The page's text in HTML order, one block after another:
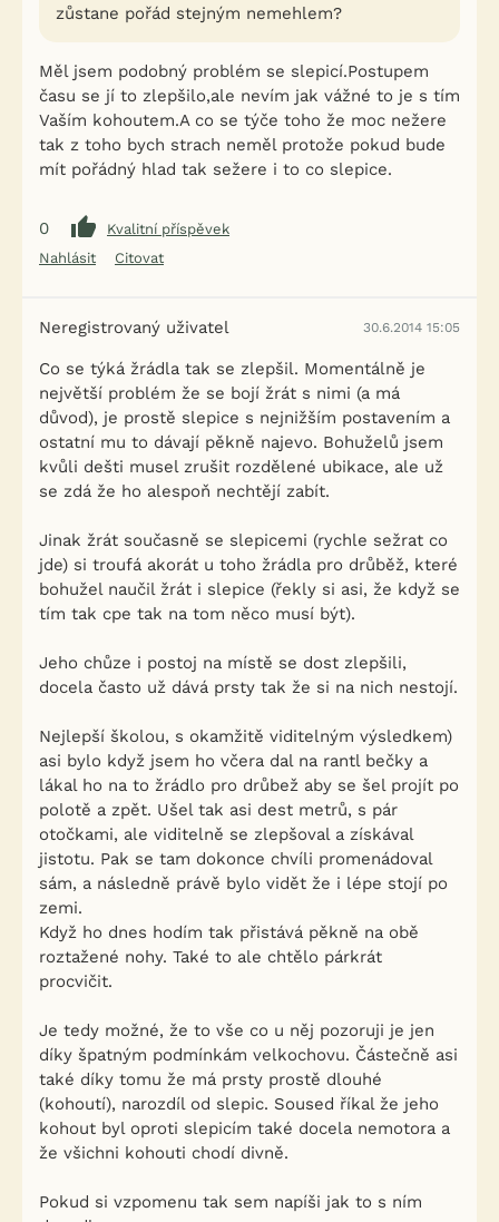
zůstane pořád stejným nemehlem?
Měl jsem podobný problém se slepicí.Postupem
času se jí to zlepšilo,ale nevím jak vážné to je s tím
Vaším kohoutem.A co se týče toho že moc nežere
tak z toho bych strach neměl protože pokud bude
mít pořádný hlad tak sežere i to co slepice.
0
Kvalitní příspěvek
Nahlásit
Citovat
Neregistrovaný uživatel 30.6.2014 15:05
Co se týká žrádla tak se zlepšil. Momentálně je
největší problém že se bojí žrát s nimi (a má
důvod), je prostě slepice s nejnižším postavením a
ostatní mu to dávají pěkně najevo. Bohuželů jsem
kvůli dešti musel zrušit rozdělené ubikace, ale už
se zdá že ho alespoň nechtějí zabít.
Jinak žrát současně se slepicemi (rychle sežrat co
jde) si troufá akorát u toho žrádla pro drůběž, které
bohužel naučil žrát i slepice (řekly si asi, že když se
tím tak cpe tak na tom něco musí být).
Jeho chůze i postoj na místě se dost zlepšili,
docela často už dává prsty tak že si na nich nestojí.
Nejlepší školou, s okamžitě viditelným výsledkem)
asi bylo když jsem ho včera dal na rantl bečky a
lákal ho na to žrádlo pro drůbež aby se šel projít po
polotě a zpět. Ušel tak asi dest metrů, s pár
otočkami, ale viditelně se zlepšoval a získával
jistotu. Pak se tam dokonce chvíli promenádoval
sám, a následně právě bylo vidět že i lépe stojí po
zemi.
Když ho dnes hodím tak přistává pěkně na obě
roztažené nohy. Také to ale chtělo párkrát
procvičit.
Je tedy možné, že to vše co u něj pozoruji je jen
díky špatným podmínkám velkochovu. Částečně asi
také díky tomu že má prsty prostě dlouhé
(kohoutí), narozdíl od slepic. Soused říkal že jeho
kohout byl oproti slepicím také docela nemotora a
že všichni kohouti chodí divně.
Pokud si vzpomenu tak sem napíši jak to s ním